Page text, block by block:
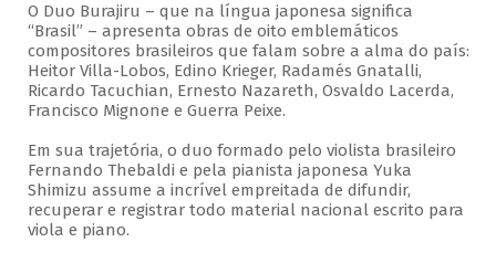
O Duo Burajiru – que na língua japonesa significa
“Brasil” – apresenta obras de oito emblemáticos
compositores brasileiros que falam sobre a alma do país:
Heitor Villa-Lobos, Edino Krieger, Radamés Gnatalli,
Ricardo Tacuchian, Ernesto Nazareth, Osvaldo Lacerda,
Francisco Mignone e Guerra Peixe.
Em sua trajetória, o duo formado pelo violista brasileiro
Fernando Thebaldi e pela pianista japonesa Yuka
Shimizu assume a incrível empreitada de difundir,
recuperar e registrar todo material nacional escrito para
viola e piano.